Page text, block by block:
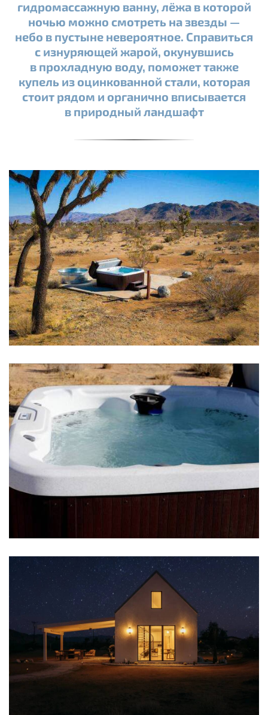
гидромассажную ванну, лёжа в которой
ночью можно смотреть на звезды —
небо в пустыне невероятное. Справиться
с изнуряющей жарой, окунувшись
в прохладную воду, поможет также
купель из оцинкованной стали, которая
стоит рядом и органично вписывается
в природный ландшафт